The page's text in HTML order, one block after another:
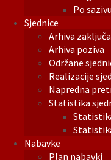
Po sazivu
Sjednice
Arhiva
Arhiva poziva
Održane
Realizacije
Napredna
Statistika
Nabavke
Plan nabavki